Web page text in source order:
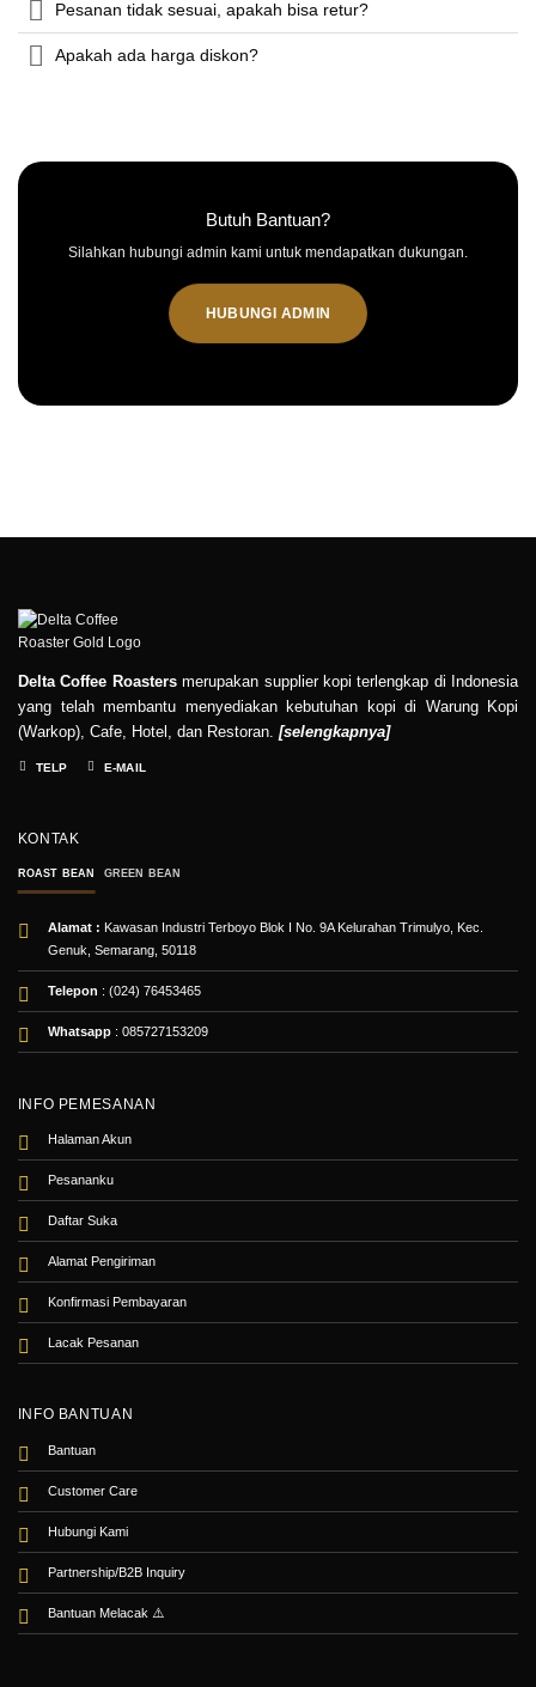
Pesanan tidak sesuai, apakah bisa retur?
Apakah ada harga diskon?
Butuh Bantuan?
Silahkan hubungi admin kami untuk mendapatkan dukungan.
HUBUNGI ADMIN
Delta Coffee Roastersmerupakan supplier kopi terlengkap di Indonesia
yang telah membantu menyediakan kebutuhan kopi di Warung Kopi
(Warkop), Cafe, Hotel, dan Restoran. [selengkapnya]
TELP E-MAIL
KONTAK
ROAST BEAN GREEN BEAN
Alamat : Kawasan Industri Terboyo Blok I No. 9A Kelurahan Trimulyo, Kec.
Genuk, Semarang, 50118
Telepon : (024) 76453465
Whatsapp: 085727153209
INFO PEMESANAN
Halaman Akun
Pesananku
Daftar Suka
Alamat Pengiriman
Konfirmasi Pembayaran
Lacak Pesanan
INFO BANTUAN
Bantuan
Customer Care
Hubungi Kami
Partnership/B2B Inquiry
Bantuan Melacak